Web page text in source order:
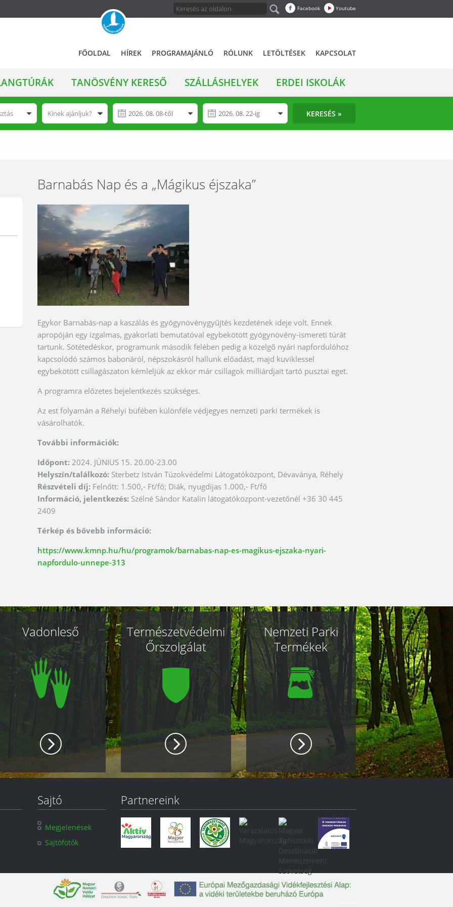
A
természetvédelem
honlapja
Facebook Youtube
FŐMENÜ
FŐOLDAL HÍREK PROGRAMAJÁNLÓ RÓLUNK LETÖLTÉSEK KAPCSOLAT
TANÖSVÉNY KERESŐ SZÁLLÁSHELYEK ERDEI ISKOLÁK
Kinek ajánljuk? KERESÉS »
Barnabás Nap és a „Mágikus éjszaka”
Egykor Barnabás-nap a kaszálás és gyógynövénygyűjtés kezdetének ideje volt. Ennek
apropóján egy izgalmas, gyakorlati bemutatóval egybekötött gyógynövény-ismereti túrát
tartunk. Sötétedéskor, programunk második felében pedig a közelgő nyári napfordulóhoz
kapcsolódó számos babonáról, népszokásról hallunk előadást, majd kuviklessel
egybekötött csillagászaton kémleljük az ekkor már csillagok milliárdjait tartó pusztai eget.
A programra előzetes bejelentkezés szükséges.
Az est folyamán a Réhelyi büfében különféle védjegyes nemzeti parki termékek is
vásárolhatók.
További információk:
Időpont: 2024. JÚNIUS 15. 20.00-23.00
Helyszín/találkozó: Sterbetz István Túzokvédelmi Látogatóközpont, Dévaványa, Réhely
Részvételi díj: Felnőtt: 1.500,- Ft/fő; Diák, nyugdíjas 1.000,- Ft/fő
Információ, jelentkezés: Szélné Sándor Katalin látogatóközpont-vezetőnél +36 30 445
2409
Térkép és bővebb információ:
https://www.kmnp.hu/hu/programok/barnabas-nap-es-magikus-ejszaka-nyari-
napfordulo-unnepe-313
Vadonleső
Természetvédelmi
Őrszolgálat
Nemzeti Parki
Termékek
Sajtó
Megjelenések
Sajtófotók
Partnereink